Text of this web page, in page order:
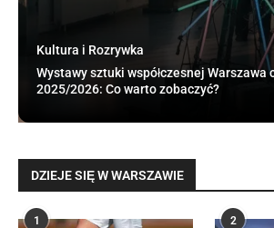
Kultura i Rozrywka
Wystawy sztuki współczesnej Warszawa
2025/2026: Co warto zobaczyć?
DZIEJE SIĘ W WARSZAWIE
1 2